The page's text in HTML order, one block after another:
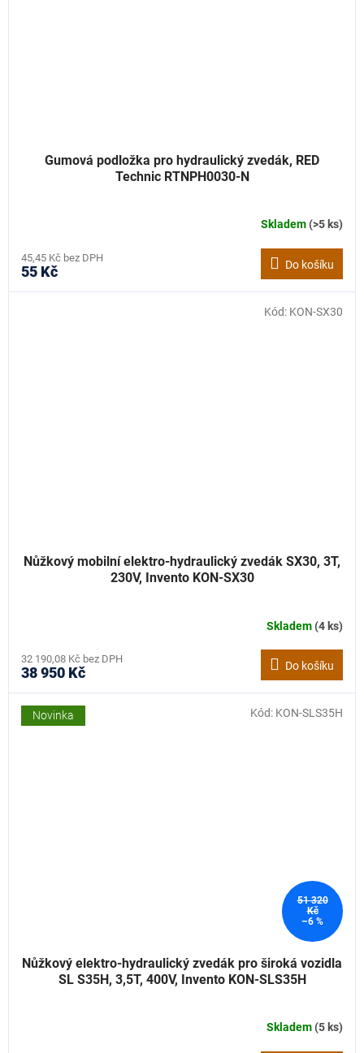
Gumová podložka pro hydraulický zvedák, RED
Technic RTNPH0030-N
Skladem(>5 ks)
45,45 Kč bez DPH
55 Kč Do košíku
Nůžkový mobilní elektro-hydraulický zvedák SX30, 3T,
230V, Invento KON-SX30
Skladem(4 ks)
32 190,08 Kč bez DPH
38 950 Kč Do košíku
Kód: KON-SX30
Novinka
51 320
Kč
–6 %
Nůžkový elektro-hydraulický zvedák pro široká vozidla
SL S35H, 3,5T, 400V, Invento KON-SLS35H
Skladem(5 ks)
Kód: KON-SLS35H